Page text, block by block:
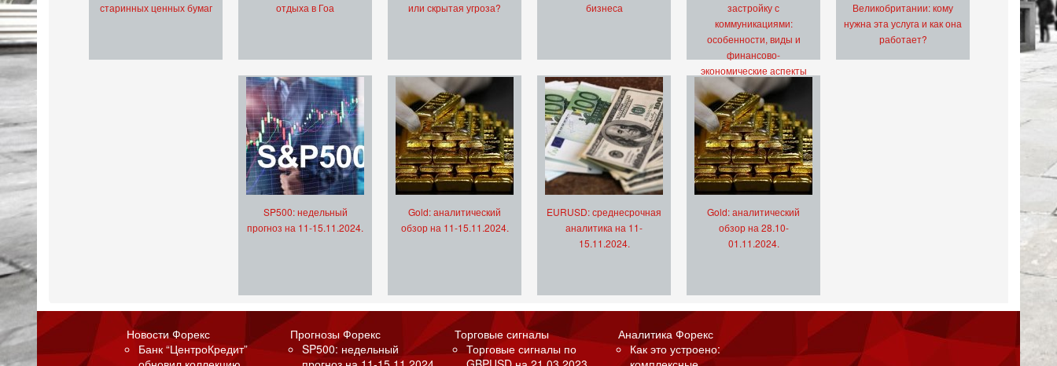
старинных ценных бумаг
отдыха в Гоа
или скрытая угроза?
бизнеса
застройку с
коммуникациями:
особенности, виды и
финансово-
экономические аспекты
Великобритании: кому
нужна эта услуга и как она
работает?
SP500: недельный
прогноз на 11-15.11.2024.
Gold: аналитический
обзор на 11-15.11.2024.
EURUSD: среднесрочная
аналитика на 11-
15.11.2024.
Gold: аналитический
обзор на 28.10-
01.11.2024.
Новости Форекс
Банк “ЦентроКредит”
Прогнозы Форекс
SP500: недельный
Торговые сигналы
Торговые сигналы по
Аналитика Форекс
Как это устроено: